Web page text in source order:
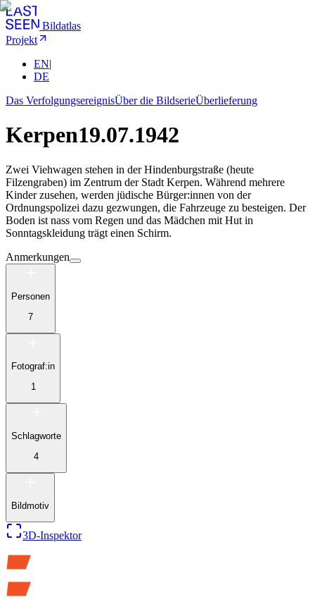
Bildatlas
Projekt
EN|
DE
Das VerfolgungsereignisÜber die BildserieÜberlieferung
Kerpen19.07.1942
Zwei Viehwagen stehen in der Hindenburgstraße (heute
Filzengraben) im Zentrum der Stadt Kerpen. Während mehrere
Kinder zusehen, werden jüdische Bürger:innen von der
Ordnungspolizei dazu gezwungen, die Fahrzeuge zu besteigen. Der
Boden ist nass vom Regen und das Mädchen mit Hut in
Sonntagskleidung trägt einen Schirm.
Anmerkungen
Personen
7
Fotograf:in
1
Schlagworte
4
Bildmotiv
3D-Inspektor